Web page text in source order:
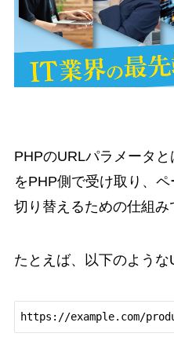
PHPのURLパラメータ
をPHP側で受け取り、
切り替えるための仕組み
たとえば、以下のような